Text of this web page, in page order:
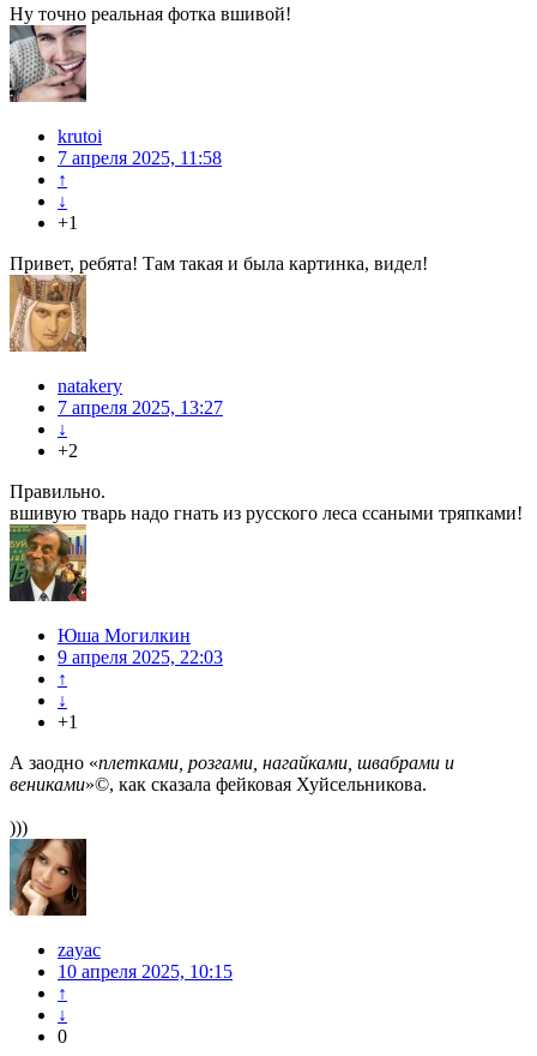
Ну точно реальная фотка вшивой!
krutoi
7 апреля 2025, 11:58
↑
↓
+1
Привет, ребята! Там такая и была картинка, видел!
natakery
7 апреля 2025, 13:27
↓
+2
Правильно.
вшивую тварь надо гнать из русского леса ссаными тряпками!
Юша Могилкин
9 апреля 2025, 22:03
↑
↓
+1
А заодно «плетками, розгами, нагайками, швабрами и
вениками»©, как сказала фейковая Хуйсельникова.
)))
zayac
10 апреля 2025, 10:15
↑
↓
0